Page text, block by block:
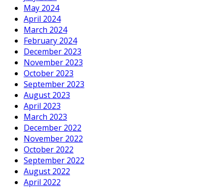
May 2024
April 2024
March 2024
February 2024
December 2023
November 2023
October 2023
September 2023
August 2023
April 2023
March 2023
December 2022
November 2022
October 2022
September 2022
August 2022
April 2022